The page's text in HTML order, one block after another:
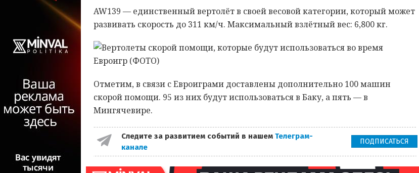
AW139 — единственный вертолёт в своей весовой категории, который может
развивать скорость до 311 км/ч. Максимальный взлётный вес: 6,800 кг.
Отметим, в связи с Евроиграми доставлены дополнительно 100 машин
скорой помощи. 95 из них будут использоваться в Баку, а пять — в
Мингячевире.
Следите за развитием событий в нашем Телеграм-
канале
ПОДПИСАТЬСЯ